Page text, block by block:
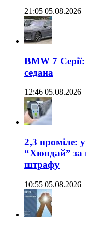
21:05 05.08.2026
BMW 7
седана
12:46 05.08.2026
2,3 проміле:
“Хюндай” за
штрафу
10:55 05.08.2026